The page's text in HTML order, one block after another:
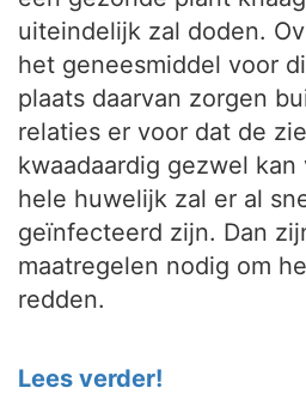
uiteindelijk zal doden.
het geneesmiddel voor
plaats daarvan zorgen
relaties er voor dat de
kwaadaardig gezwel
hele huwelijk zal er al
geïnfecteerd zijn. Dan
maatregelen nodig om
redden.
Lees verder!